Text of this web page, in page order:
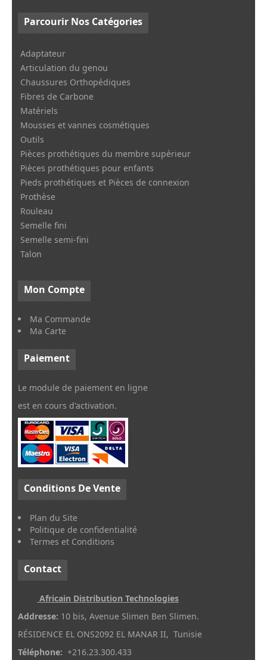
Parcourir Nos Catégories
Adaptateur
Articulation du genou
Chaussures Orthopédiques
Fibres de Carbone
Matériels
Mousses et vannes cosmétiques
Outils
Pièces prothétiques du membre supérieur
Pièces prothétiques pour enfants
Pieds prothétiques et Pièces de connexion
Prothèse
Rouleau
Semelle fini
Semelle semi-fini
Talon
Mon Compte
Ma Commande
Ma Carte
Paiement
Le module de paiement en ligne
est en cours d'activation.
Conditions De Vente
Plan du Site
Politique de confidentialité
Termes et Conditions
Contact
Africain Distribution Technologies
Addresse: 10 bis, Avenue Slimen Ben Slimen.
RÉSIDENCE EL ONS2092 EL MANAR II, Tunisie
Téléphone: +216.23.300.433